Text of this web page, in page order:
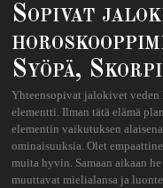
Sopivat
Syöpä,
Yhteensopivat jalokivet veden
elementti. Ilman tätä elämä
elementin vaikutuksen
ominaisuuksia. Olet
muita hyvin. Samaan aikaan
muuttavat mielialansa ja